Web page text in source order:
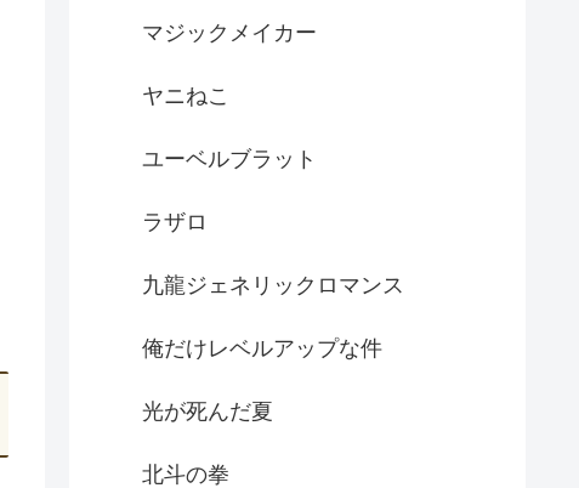
マジックメイカー
ヤニねこ
ユーベルブラット
ラザロ
九龍ジェネリックロマンス
俺だけレベルアップな件
光が死んだ夏
北斗の拳